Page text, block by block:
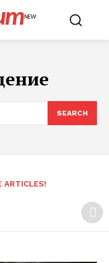
NEW
SEARCH
ARTICLES!